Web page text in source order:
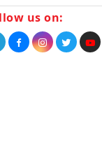
us on: